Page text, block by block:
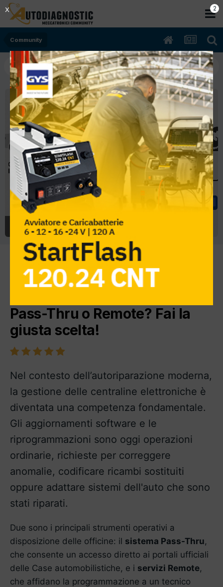
Community
< Blog Home Community
Da Autodiagnostic
29 Marzo 2025
Pass-Thru o Remote? Fai la
giusta scelta!
Nel contesto dell’autoriparazione moderna,
la gestione delle centraline elettroniche è
diventata una competenza fondamentale.
Gli aggiornamenti software e le
riprogrammazioni sono oggi operazioni
ordinarie, richieste per correggere
anomalie, codificare ricambi sostituiti
oppure adattare sistemi dell'auto che sono
stati riparati.
Due sono i principali strumenti operativi a
disposizione delle officine: il sistema Pass-Thru,
che consente un accesso diretto ai portali ufficiali
delle Case automobilistiche, e i servizi Remote,
che affidano la programmazione a un tecnico
1
X